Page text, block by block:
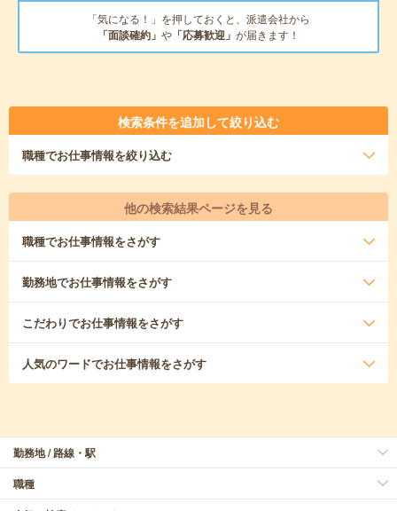
「気になる！」を押しておくと、派遣会社から
「面談確約」 や 「応募歓迎」 が届きます！
検索条件を追加して絞り込む
職種でお仕事情報を絞り込む
他の検索結果ページを見る
職種でお仕事情報をさがす
勤務地でお仕事情報をさがす
こだわりでお仕事情報をさがす
人気のワードでお仕事情報をさがす
勤務地 / 路線・駅
職種